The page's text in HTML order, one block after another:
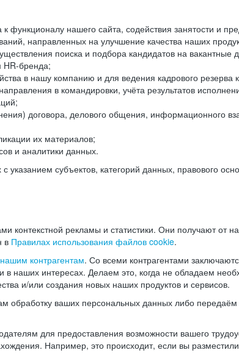
функционалу нашего сайта, содействия занятости и
направленных на улучшение качества наших
поиска и подбора кандидатов на вакантные
бренда;
в нашу компанию и для ведения кадрового резерва
в командировки, учёта результатов
договора, делового общения, информационного
их материалов;
и аналитики данных.
субъектов, категорий данных, правового
контекстной рекламы и статистики. Они получают от
в Правилах использования файлов cookie.
нашим контрагентам. Со всеми контрагентами
в наших интересах. Делаем это, когда не обладаем
и/или создания новых наших продуктов и сервисов.
обработку ваших персональных данных либо
для предоставления возможности вашего
Например, это происходит, если вы